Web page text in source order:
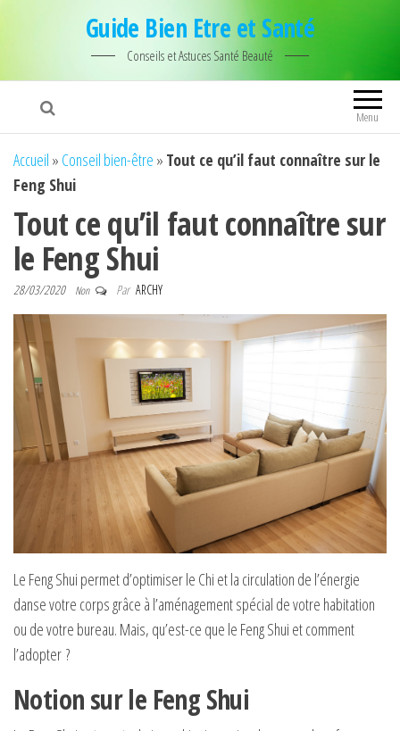
Guide Bien Etre et Santé
Conseils et Astuces Santé Beauté
Menu
Accueil » Conseil bien-être » Tout ce qu’il faut connaître sur le
Feng Shui
Tout ce qu’il faut connaître sur
le Feng Shui
28/03/2020 Non Par ARCHY
Le Feng Shui permet d’optimiser le Chi et la circulation de l’énergie
danse votre corps grâce à l’aménagement spécial de votre habitation
ou de votre bureau. Mais, qu’est-ce que le Feng Shui et comment
l’adopter ?
Notion sur le Feng Shui